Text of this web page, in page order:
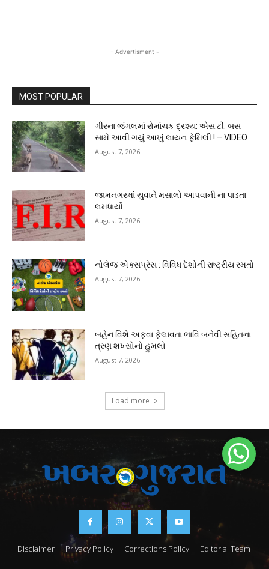
- Advertisment -
MOST POPULAR
ગીરના જંગલમાં રોમાંચક દ્રશ્ય: એસ.ટી. બસ
સામે આવી ગયું આખું લાયન ફેમિલી ! – VIDEO
August 7, 2026
જામનગરમાં યુવાને મસાલો આપવાની ના પાડતા
લમધાર્યો
August 7, 2026
નોલેજ એક્સપ્રેસ : વિવિધ દેશોની રાષ્ટ્રીય રમતો
August 7, 2026
બહેન વિશે અફવા ફેલાવતા ભાવિ બનેવી સહિતના
ત્રણ શખ્સોનો હુમલો
August 7, 2026
Load more
Disclaimer Privacy Policy Corrections Policy Editorial Team